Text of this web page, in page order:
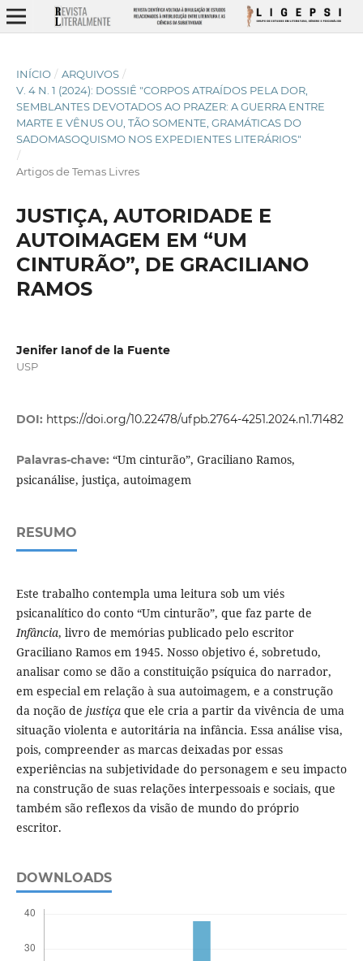
INÍCIO / ARQUIVOS /
V. 4 N. 1 (2024): DOSSIÊ "CORPOS ATRAÍDOS PELA DOR,
SEMBLANTES DEVOTADOS AO PRAZER: A GUERRA ENTRE
MARTE E VÊNUS OU, TÃO SOMENTE, GRAMÁTICAS DO
SADOMASOQUISMO NOS EXPEDIENTES LITERÁRIOS"
/
Artigos de Temas Livres
JUSTIÇA, AUTORIDADE E
AUTOIMAGEM EM “UM
CINTURÃO”, DE GRACILIANO
RAMOS
Jenifer Ianof de la Fuente
USP
DOI: https://doi.org/10.22478/ufpb.2764-4251.2024.n1.71482
Palavras-chave: “Um cinturão”, Graciliano Ramos,
psicanálise, justiça, autoimagem
RESUMO
Este trabalho contempla uma leitura sob um viés
psicanalítico do conto “Um cinturão”, que faz parte de
Infância, livro de memórias publicado pelo escritor
Graciliano Ramos em 1945. Nosso objetivo é, sobretudo,
analisar como se dão a constituição psíquica do narrador,
em especial em relação à sua autoimagem, e a construção
da noção de justiça que ele cria a partir da vivência de uma
situação violenta e autoritária na infância. Essa análise visa,
pois, compreender as marcas deixadas por essas
experiências na subjetividade do personagem e seu impacto
na construção de suas relações interpessoais e sociais, que
também são reflexos da visão de mundo do próprio
escritor.
DOWNLOADS